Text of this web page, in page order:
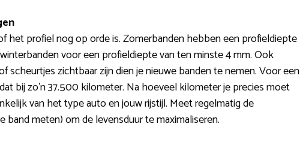
het profiel nog op orde is. Zomerbanden hebben een profieldiepte
voor een profieldiepte van ten minste 4 mm. Ook
scheurtjes zichtbaar zijn dien je nieuwe banden te nemen. Voor een
bij zo’n 37.500 kilometer. Na hoeveel kilometer je precies moet
van het type auto en jouw rijstijl. Meet regelmatig de
band meten) om de levensduur te maximaliseren.